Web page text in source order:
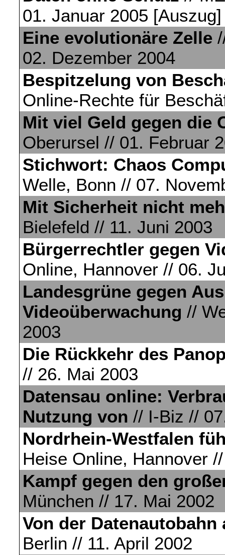
01. Januar 2005 [Auszug]
Eine evolutionäre Zelle
02. Dezember 2004
Bespitzelung von
Online-Rechte für
Mit viel Geld gegen die
Oberursel // 01. Februar
Stichwort: Chaos
Welle, Bonn // 07.
Mit Sicherheit nicht
Bielefeld // 11. Juni 2003
Bürgerrechtler gegen
Online, Hannover // 06.
Landesgrüne gegen
Videoüberwachung //
2003
Die Rückkehr des
// 26. Mai 2003
Datensau online:
Nutzung von // I-Biz //
Nordrhein-Westfalen
Heise Online, Hannover
Kampf gegen den
München // 17. Mai 2002
Von der Datenautobahn
Berlin // 11. April 2002